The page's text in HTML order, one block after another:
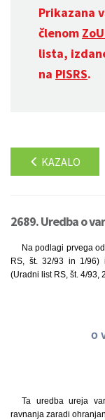
Prikazana
členom
lista,
na PISRS.
KAZALO
2689. Uredba o
Na podlagi prvega
RS, št. 32/93 in 1/96)
(Uradni list RS, št. 4/93,
o
Ta uredba ureja
ravnanja zaradi